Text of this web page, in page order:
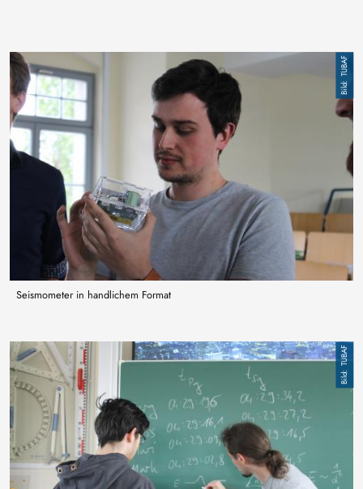
Bild TUBAF
Seismometer in handlichem Format
Bild TUBAF